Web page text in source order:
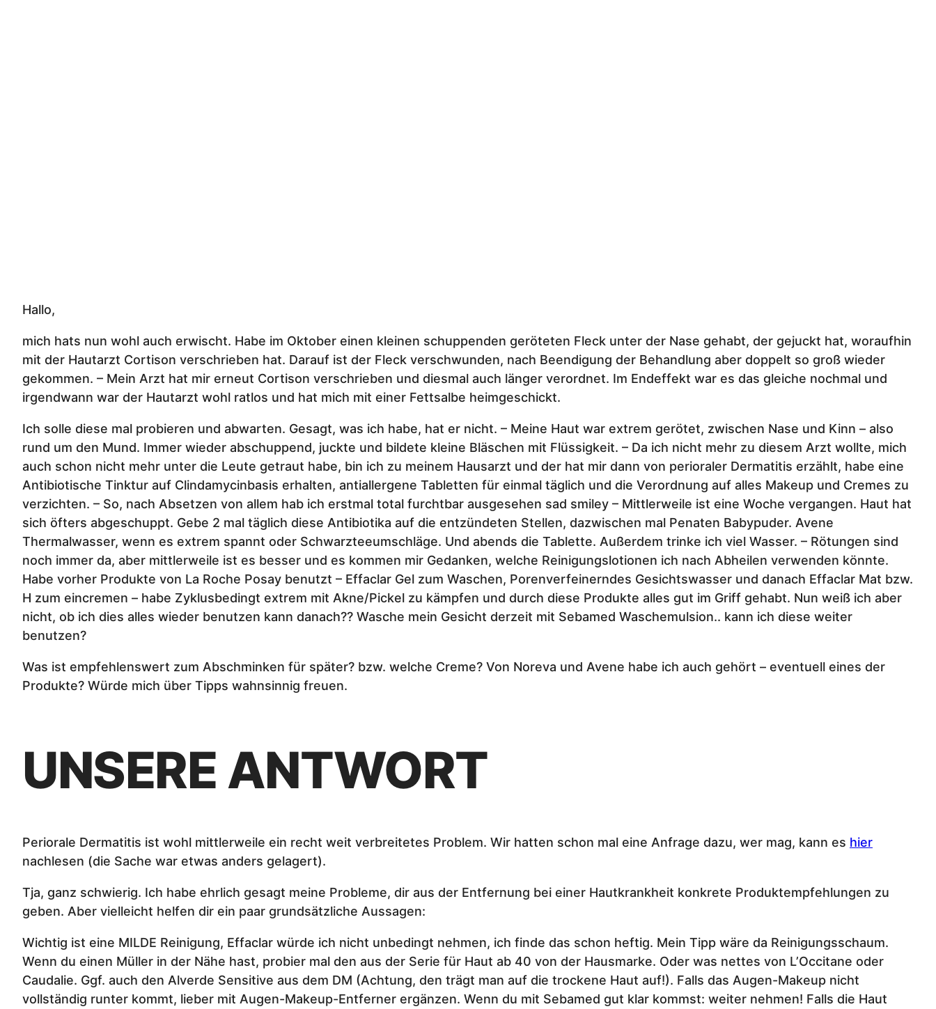
Hallo,
mich hats nun wohl auch erwischt. Habe im Oktober einen kleinen schuppenden geröteten Fleck unter der Nase gehabt, der gejuckt hat, woraufhin
mit der Hautarzt Cortison verschrieben hat. Darauf ist der Fleck verschwunden, nach Beendigung der Behandlung aber doppelt so groß wieder
gekommen. – Mein Arzt hat mir erneut Cortison verschrieben und diesmal auch länger verordnet. Im Endeffekt war es das gleiche nochmal und
irgendwann war der Hautarzt wohl ratlos und hat mich mit einer Fettsalbe heimgeschickt.
Ich solle diese mal probieren und abwarten. Gesagt, was ich habe, hat er nicht. – Meine Haut war extrem gerötet, zwischen Nase und Kinn – also
rund um den Mund. Immer wieder abschuppend, juckte und bildete kleine Bläschen mit Flüssigkeit. – Da ich nicht mehr zu diesem Arzt wollte, mich
auch schon nicht mehr unter die Leute getraut habe, bin ich zu meinem Hausarzt und der hat mir dann von perioraler Dermatitis erzählt, habe eine
Antibiotische Tinktur auf Clindamycinbasis erhalten, antiallergene Tabletten für einmal täglich und die Verordnung auf alles Makeup und Cremes zu
verzichten. – So, nach Absetzen von allem hab ich erstmal total furchtbar ausgesehen sad smiley – Mittlerweile ist eine Woche vergangen. Haut hat
sich öfters abgeschuppt. Gebe 2 mal täglich diese Antibiotika auf die entzündeten Stellen, dazwischen mal Penaten Babypuder. Avene
Thermalwasser, wenn es extrem spannt oder Schwarzteeumschläge. Und abends die Tablette. Außerdem trinke ich viel Wasser. – Rötungen sind
noch immer da, aber mittlerweile ist es besser und es kommen mir Gedanken, welche Reinigungslotionen ich nach Abheilen verwenden könnte.
Habe vorher Produkte von La Roche Posay benutzt – Effaclar Gel zum Waschen, Porenverfeinerndes Gesichtswasser und danach Effaclar Mat bzw.
H zum eincremen – habe Zyklusbedingt extrem mit Akne/Pickel zu kämpfen und durch diese Produkte alles gut im Griff gehabt. Nun weiß ich aber
nicht, ob ich dies alles wieder benutzen kann danach?? Wasche mein Gesicht derzeit mit Sebamed Waschemulsion.. kann ich diese weiter
benutzen?
Was ist empfehlenswert zum Abschminken für später? bzw. welche Creme? Von Noreva und Avene habe ich auch gehört – eventuell eines der
Produkte? Würde mich über Tipps wahnsinnig freuen.
UNSERE ANTWORT
Periorale Dermatitis ist wohl mittlerweile ein recht weit verbreitetes Problem. Wir hatten schon mal eine Anfrage dazu, wer mag, kann es hier
nachlesen (die Sache war etwas anders gelagert).
Tja, ganz schwierig. Ich habe ehrlich gesagt meine Probleme, dir aus der Entfernung bei einer Hautkrankheit konkrete Produktempfehlungen zu
geben. Aber vielleicht helfen dir ein paar grundsätzliche Aussagen:
Wichtig ist eine MILDE Reinigung, Effaclar würde ich nicht unbedingt nehmen, ich finde das schon heftig. Mein Tipp wäre da Reinigungsschaum.
Wenn du einen Müller in der Nähe hast, probier mal den aus der Serie für Haut ab 40 von der Hausmarke. Oder was nettes von L’Occitane oder
Caudalie. Ggf. auch den Alverde Sensitive aus dem DM (Achtung, den trägt man auf die trockene Haut auf!). Falls das Augen-Makeup nicht
vollständig runter kommt, lieber mit Augen-Makeup-Entferner ergänzen. Wenn du mit Sebamed gut klar kommst: weiter nehmen! Falls die Haut